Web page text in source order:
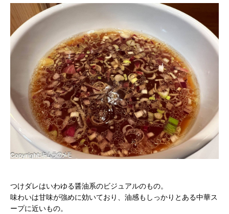
つけダレはいわゆる醤油系のビジュアルのもの。
味わいは甘味が強めに効いており、油感もしっかりとある中華ス
ープに近いもの。